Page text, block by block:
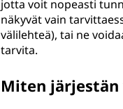
jotta voit nopeasti
näkyvät vain
välilehteä), tai ne
tarvita.
Miten